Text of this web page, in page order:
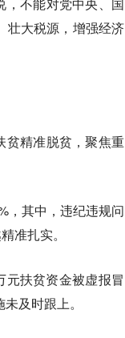
壮大税源，增强经济
贫精准脱贫，聚焦重
，其中，违纪违规问
准扎实。
扶贫资金被虚报冒
及时跟上。